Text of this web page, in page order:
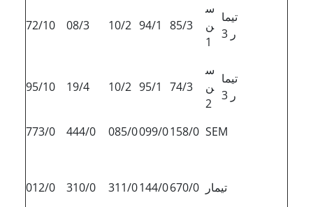
72/10 08/3 10/2 94/1 85/3
س
ن
1
تیما
ر 3
95/10 19/4 10/2 95/1 74/3
س
ن
2
تیما
ر 3
773/0 444/0 085/0099/0158/0 SEM
012/0 310/0 311/0144/0670/0
تیمار